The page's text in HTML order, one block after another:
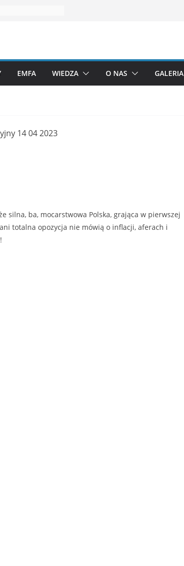
EMFA WIEDZA O NAS GALERIA
silna, ba, mocarstwowa Polska, grająca w pierwszej
totalna opozycja nie mówią o inflacji, aferach i